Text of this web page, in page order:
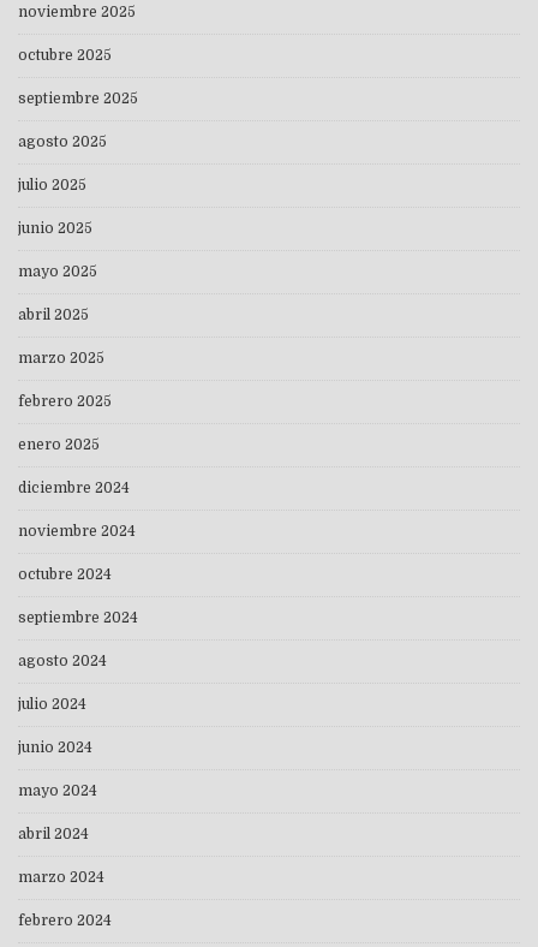
noviembre 2025
octubre 2025
septiembre 2025
agosto 2025
julio 2025
junio 2025
mayo 2025
abril 2025
marzo 2025
febrero 2025
enero 2025
diciembre 2024
noviembre 2024
octubre 2024
septiembre 2024
agosto 2024
julio 2024
junio 2024
mayo 2024
abril 2024
marzo 2024
febrero 2024